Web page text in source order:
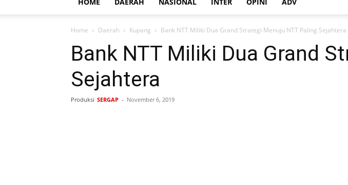
HOME DAERAH NASIONAL INTER OPINI ADV
Home Daerah Kupang Bank NTT Miliki Dua Grand Strategi Menuju NTT Paling Sejahtera
Bank NTT Miliki Dua Grand
Sejahtera
Produksi SERGAP - November 6, 2019